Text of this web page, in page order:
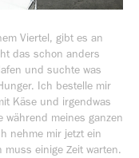
Viertel, gibt es an
das schon anders
und suchte was
Ich bestelle mir
Käse und irgendwas
während meines ganzen
nehme mir jetzt ein
einige Zeit warten.